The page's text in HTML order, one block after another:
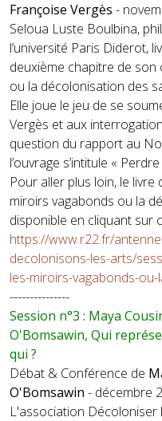
Françoise Vergès -
Seloua Luste Boulbina,
l’université Paris Diderot,
deuxième chapitre de
ou la décolonisation des
Elle joue le jeu de se
Vergès et aux
question du rapport au
l’ouvrage s’intitule «
Pour aller plus loin, le
miroirs vagabonds ou la
disponible en cliquant sur
https://www.r22.fr/
decolonisons-les-arts/
les-miroirs-vagabonds-
---------------
Session n°3 : Maya
O'Bomsawin, Qui
qui ?
Débat & Conférence de
O'Bomsawin - décembre
L'association